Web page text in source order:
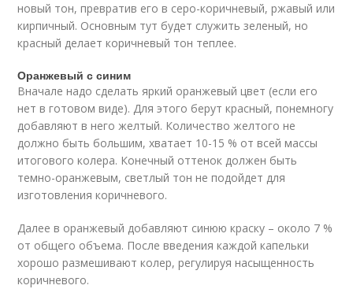
новый тон, превратив его в серо-коричневый, ржавый или
кирпичный. Основным тут будет служить зеленый, но
красный делает коричневый тон теплее.
Оранжевый с синим
Вначале надо сделать яркий оранжевый цвет (если его
нет в готовом виде). Для этого берут красный, понемногу
добавляют в него желтый. Количество желтого не
должно быть большим, хватает 10-15 % от всей массы
итогового колера. Конечный оттенок должен быть
темно-оранжевым, светлый тон не подойдет для
изготовления коричневого.
Далее в оранжевый добавляют синюю краску – около 7 %
от общего объема. После введения каждой капельки
хорошо размешивают колер, регулируя насыщенность
коричневого.